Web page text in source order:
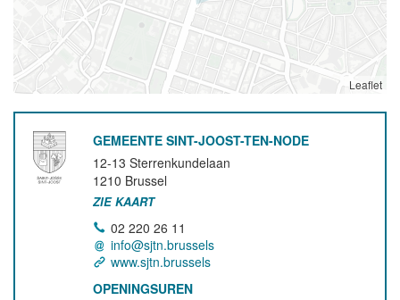
Leaflet
GEMEENTE SINT-JOOST-TEN-NODE
12-13 Sterrenkundelaan
1210 Brussel
ZIE KAART
02 220 26 11
info@sjtn.brussels
www.sjtn.brussels
OPENINGSUREN